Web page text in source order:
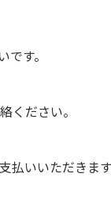
す。
ください。
いいただきます